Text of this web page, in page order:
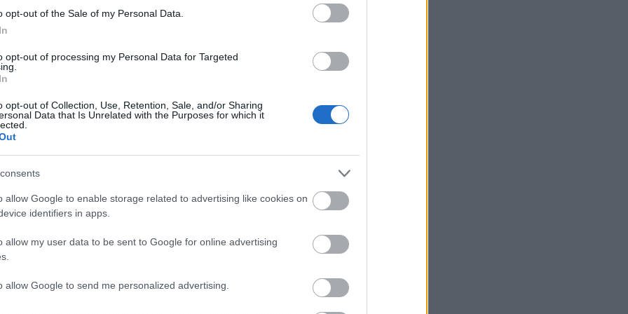
opt-out of the Sale of my Personal Data.
opt-out of processing my Personal Data for Targeted
opt-out of Collection, Use, Retention, Sale, and/or Sharing
Data that Is Unrelated with the Purposes for which it
allow Google to enable storage related to advertising like cookies on
identifiers in apps.
allow my user data to be sent to Google for online advertising
allow Google to send me personalized advertising.
segíti az allergiásokat és a
beltéri szárításával, maszkviseléssel és a
történő - szellőztetéssel tovább csökkenthetők
Központ